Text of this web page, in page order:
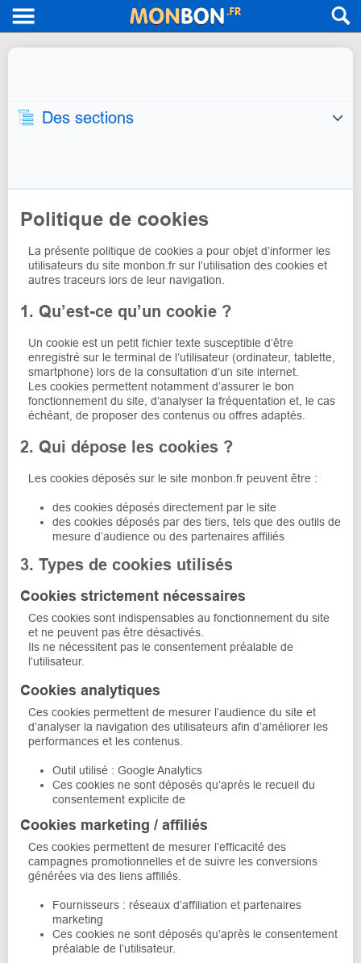
Des sections
Politique de cookies
La présente politique de cookies a pour objet d’informer les
utilisateurs du site monbon.fr sur l’utilisation des cookies et
autres traceurs lors de leur navigation.
1. Qu’est-ce qu’un cookie ?
Un cookie est un petit fichier texte susceptible d’être
enregistré sur le terminal de l’utilisateur (ordinateur, tablette,
smartphone) lors de la consultation d’un site internet.
Les cookies permettent notamment d’assurer le bon
fonctionnement du site, d’analyser la fréquentation et, le cas
échéant, de proposer des contenus ou offres adaptés.
2. Qui dépose les cookies ?
Les cookies déposés sur le site monbon.fr peuvent être :
des cookies déposés directement par le site
des cookies déposés par des tiers, tels que des outils de
mesure d’audience ou des partenaires affiliés
3. Types de cookies utilisés
Cookies strictement nécessaires
Ces cookies sont indispensables au fonctionnement du site
et ne peuvent pas être désactivés.
Ils ne nécessitent pas le consentement préalable de
l’utilisateur.
Cookies analytiques
Ces cookies permettent de mesurer l’audience du site et
d’analyser la navigation des utilisateurs afin d’améliorer les
performances et les contenus.
Outil utilisé : Google Analytics
Ces cookies ne sont déposés qu’après le recueil du
consentement explicite de
Cookies marketing / affiliés
Ces cookies permettent de mesurer l’efficacité des
campagnes promotionnelles et de suivre les conversions
générées via des liens affiliés.
Fournisseurs : réseaux d’affiliation et partenaires
marketing
Ces cookies ne sont déposés qu’après le consentement
préalable de l’utilisateur.